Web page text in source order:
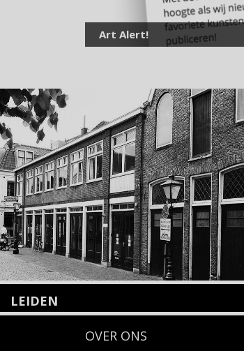
Art Alert!
LEIDEN
OVER ONS